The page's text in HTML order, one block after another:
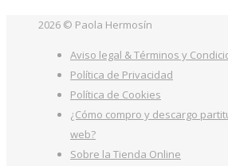
2026 © Paola Hermosín
Aviso legal & Términos y
Política de Privacidad
Política de Cookies
¿Cómo compro y descargo
web?
Sobre la Tienda Online